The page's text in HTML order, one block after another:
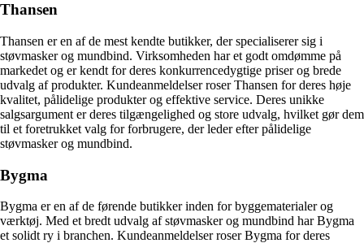
Thansen
Thansen er en af de mest kendte butikker, der specialiserer sig i
støvmasker og mundbind. Virksomheden har et godt omdømme på
markedet og er kendt for deres konkurrencedygtige priser og brede
udvalg af produkter. Kundeanmeldelser roser Thansen for deres høje
kvalitet, pålidelige produkter og effektive service. Deres unikke
salgsargument er deres tilgængelighed og store udvalg, hvilket gør dem
til et foretrukket valg for forbrugere, der leder efter pålidelige
støvmasker og mundbind.
Bygma
Bygma er en af de førende butikker inden for byggematerialer og
værktøj. Med et bredt udvalg af støvmasker og mundbind har Bygma
et solidt ry i branchen. Kundeanmeldelser roser Bygma for deres